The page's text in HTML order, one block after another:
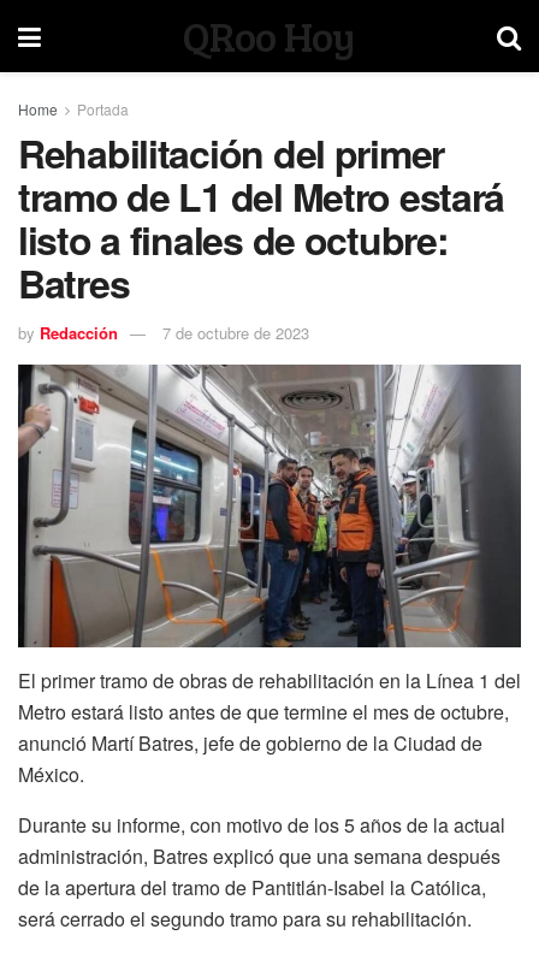
QRoo Hoy
Home Portada
Rehabilitación del primer
tramo de L1 del Metro estará
listo a finales de octubre:
Batres
by Redacción 7 de octubre de 2023
El primer tramo de obras de rehabilitación en la Línea 1 del
Metro estará listo antes de que termine el mes de octubre,
anunció Martí Batres, jefe de gobierno de la Ciudad de
México.
Durante su informe, con motivo de los 5 años de la actual
administración, Batres explicó que una semana después
de la apertura del tramo de Pantitlán-Isabel la Católica,
será cerrado el segundo tramo para su rehabilitación.